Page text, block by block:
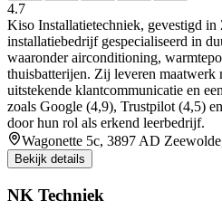
4.7
Kiso Installatietechniek, gevestigd in
installatiebedrijf gespecialiseerd in
waaronder airconditioning,
thuisbatterijen. Zij leveren maatwerk
uitstekende klantcommunicatie en
zoals Google (4,9), Trustpilot (4,5)
door hun rol als erkend leerbedrijf.
Wagonette 5c, 3897 AD
Bekijk details
NK Techniek